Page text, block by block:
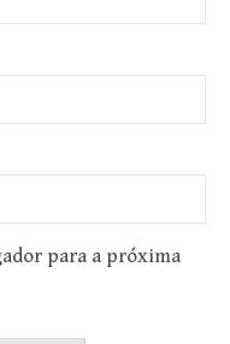
para a próxima